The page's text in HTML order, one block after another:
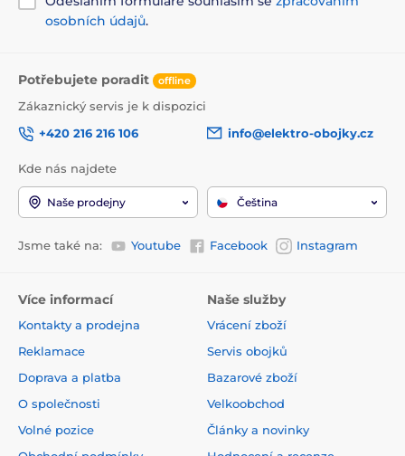
osobních údajů.
Potřebujete poradit offline
Zákaznický servis je k dispozici
+420 216 216 106
info@elektro-obojky.cz
Kde nás najdete
Naše prodejny Čeština
Jsme také na: Youtube Facebook Instagram
Více informací
Kontakty a prodejna
Reklamace
Doprava a platba
O společnosti
Volné pozice
Naše služby
Vrácení zboží
Servis obojků
Bazarové zboží
Velkoobchod
Články a novinky